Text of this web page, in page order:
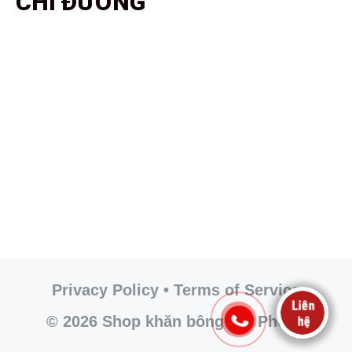
Privacy Policy • Terms of Service
© 2026 Shop khăn bông Hải Phòng